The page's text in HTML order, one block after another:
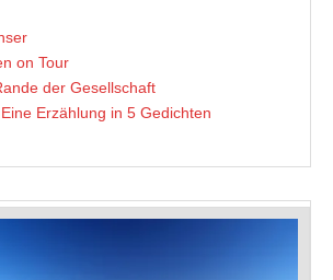
on Tour
der Gesellschaft
Erzählung in 5 Gedichten